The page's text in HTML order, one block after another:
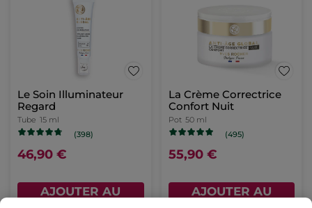
Le Soin Illuminateur
Regard
Tube 15 ml
(398)
46,90 €
AJOUTER AU
La Crème Correctrice
Confort Nuit
Pot 50 ml
(495)
55,90 €
AJOUTER AU